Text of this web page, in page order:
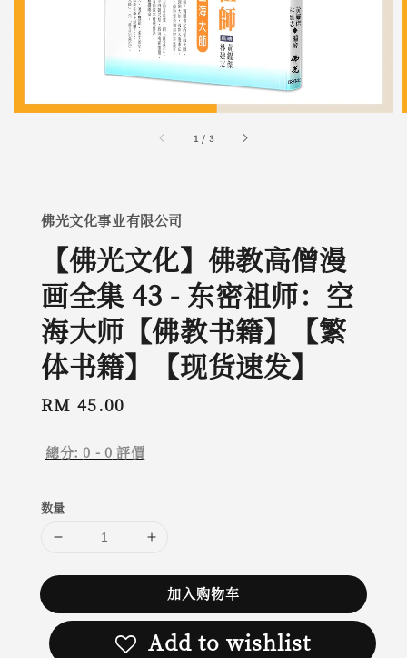
1 / 3
佛光文化事业有限公司
【佛光文化】佛教高僧漫
画全集 43 - 东密祖师：空
海大师【佛教书籍】【繁
体书籍】【现货速发】
Regular
RM 45.00
總分:0 - 0 評價
数量
加入购物车
Add to wishlist